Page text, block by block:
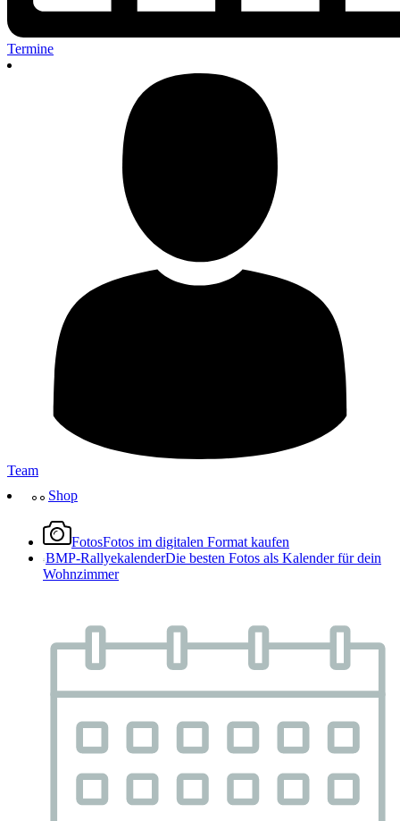
Termine
Team
Shop
FotosFotos im digitalen Format kaufen
BMP-RallyekalenderDie besten Fotos als Kalender für dein
Wohnzimmer